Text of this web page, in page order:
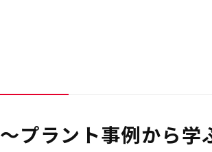
〜プラント事例から学